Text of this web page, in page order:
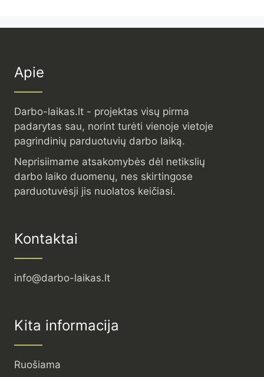
Apie
Darbo-laikas.lt - projektas visų pirma
padarytas sau, norint turėti vienoje vietoje
pagrindinių parduotuvių darbo laiką.
Neprisiimame atsakomybės dėl netikslių
darbo laiko duomenų, nes skirtingose
parduotuvėsji jis nuolatos keičiasi.
Kontaktai
info@darbo-laikas.lt
Kita informacija
Ruošiama